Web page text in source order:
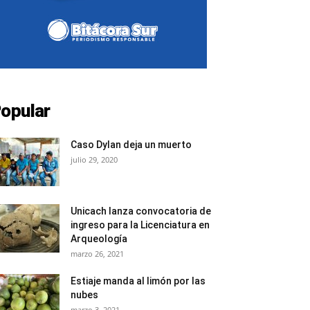
Caso Dylan deja un muerto
julio 29, 2020
Unicach lanza convocatoria de
ingreso para la Licenciatura en
Arqueología
marzo 26, 2021
Estiaje manda al limón por las
nubes